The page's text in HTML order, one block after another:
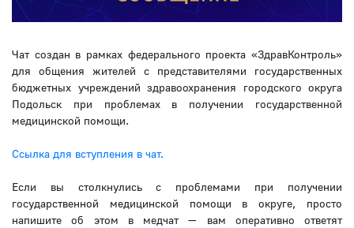
Чат создан в рамках федерального проекта «ЗдравКонтроль»
для общения жителей с представителями государственных
бюджетных учреждений здравоохранения городского округа
Подольск при проблемах в получении государственной
медицинской помощи.
Ссылка для вступления в чат.
Если вы столкнулись с проблемами при получении
государственной медицинской помощи в округе, просто
напишите об этом в медчат — вам оперативно ответят